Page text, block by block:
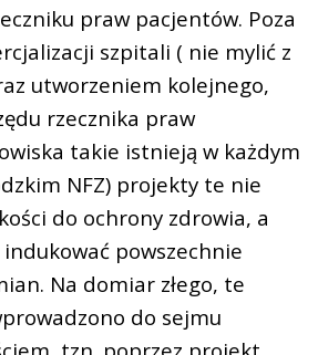
praw pacjentów. Poza
szpitali ( nie mylić z
utworzeniem kolejnego,
rzecznika praw
takie istnieją w każdym
NFZ) projekty te nie
do ochrony zdrowia, a
powszechnie
Na domiar złego, te
do sejmu